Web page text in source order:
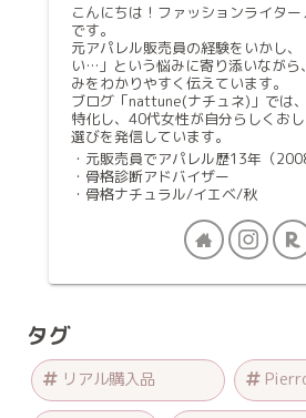
こんにちは！ファッションライタ
です。
元アパレル販売員の経験をいかし
い…」という悩みに寄り添いながら
みをわかりやすく伝えています。
ブログ「nattune(ナチュネ)」では
特化し、40代女性が自分らしくお
選びを発信しています。
・元販売員でアパレル歴13年（
・骨格診断アドバイザー
・骨格ナチュラル/イエベ/秋
タグ
リアル購入品